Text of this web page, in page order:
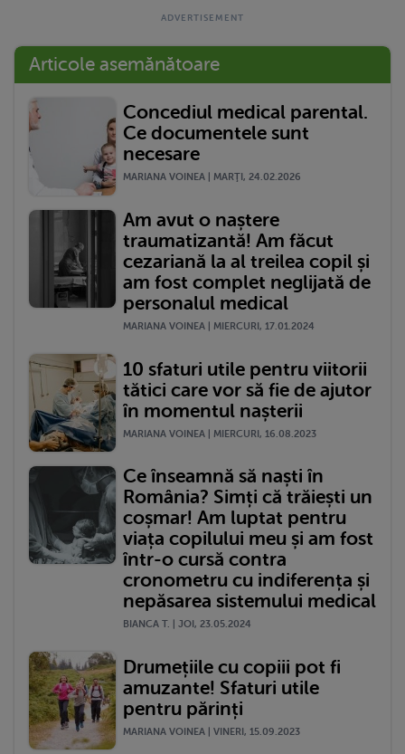
Articole asemănătoare
Concediul medical parental.
Ce documentele sunt
necesare
MARIANA VOINEA | MARŢI, 24.02.2026
Am avut o naștere
traumatizantă! Am făcut
cezariană la al treilea copil și
am fost complet neglijată de
personalul medical
MARIANA VOINEA | MIERCURI, 17.01.2024
10 sfaturi utile pentru viitorii
tătici care vor să fie de ajutor
în momentul nașterii
MARIANA VOINEA | MIERCURI, 16.08.2023
Ce înseamnă să naști în
România? Simți că trăiești un
coșmar! Am luptat pentru
viața copilului meu și am fost
într-o cursă contra
cronometru cu indiferența și
nepăsarea sistemului medical
BIANCA T. | JOI, 23.05.2024
Drumețiile cu copiii pot fi
amuzante! Sfaturi utile
pentru părinți
MARIANA VOINEA | VINERI, 15.09.2023